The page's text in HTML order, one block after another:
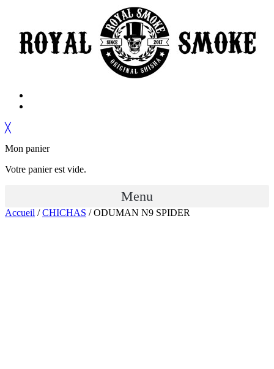
╳
Mon panier
Votre panier est vide.
Menu
Accueil /CHICHAS / ODUMAN N9 SPIDER